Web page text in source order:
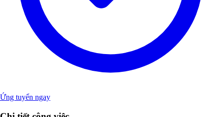
Ứng tuyển ngay